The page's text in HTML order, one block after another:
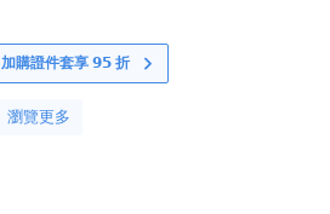
加購證件套享 𝟵𝟱 折
瀏覽更多